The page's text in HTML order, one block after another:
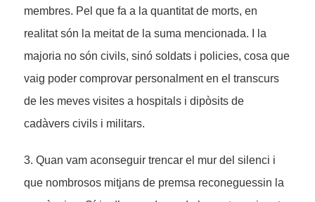
membres. Pel que fa a la quantitat de morts, en
realitat són la meitat de la suma mencionada. I la
majoria no són civils, sinó soldats i policies, cosa que
vaig poder comprovar personalment en el transcurs
de les meves visites a hospitals i dipòsits de
cadàvers civils i militars.
3. Quan vam aconseguir trencar el mur del silenci i
que nombrosos mitjans de premsa reconeguessin la